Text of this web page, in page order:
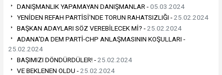
DANIŞMANLIK YAPAMAYAN DANIŞMANLAR -05.03.2024
YENİDEN REFAH PARTİSİ'NDE TORUN RAHATSIZLIĞI -25.02.2024
BAŞKAN ADAYLARI SÖZ VEREBİLECEK Mİ? -25.02.2024
ADANA'DA DEM PARTİ-CHP ANLAŞMASININ KOŞULLARI -
25.02.2024
BAŞIMIZI DÖNDÜRDÜLER! -25.02.2024
VE BEKLENEN OLDU -25.02.2024